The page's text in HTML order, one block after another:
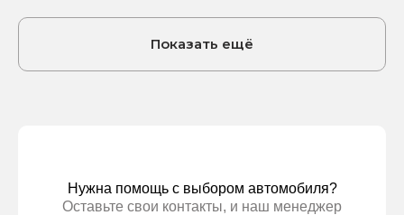
Показать ещё
Нужна помощь с выбором автомобиля?
Оставьте свои контакты, и наш менеджер